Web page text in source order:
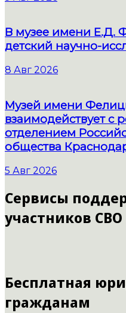
В музее имени Е.Д.
детский научно-
8 Авг 2026
Музей имени
взаимодействует с
отделением
общества
5 Авг 2026
Сервисы
участников СВО
Бесплатная
гражданам